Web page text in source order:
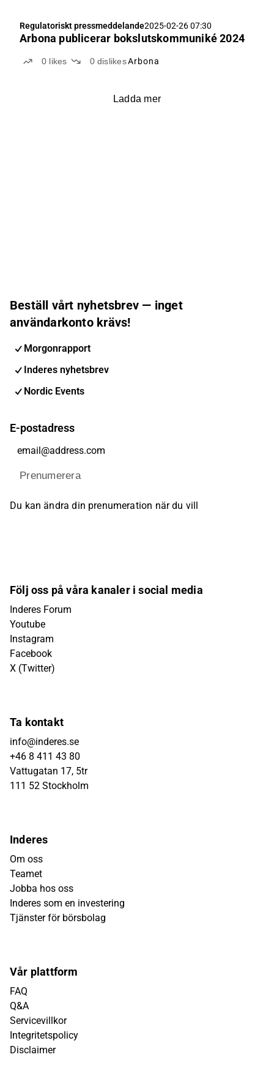
Regulatoriskt pressmeddelande2025-02-26 07:30
Arbona publicerar bokslutskommuniké 2024
0 likes 0 dislikesArbona
Ladda mer
Beställ vårt nyhetsbrev — inget
användarkonto krävs!
Morgonrapport
Inderes nyhetsbrev
Nordic Events
E-postadress
Prenumerera
Du kan ändra din prenumeration när du vill
Följ oss på våra kanaler i social media
Inderes Forum
Youtube
Instagram
Facebook
X (Twitter)
Ta kontakt
info@inderes.se
+46 8 411 43 80
Vattugatan 17, 5tr
111 52 Stockholm
Inderes
Om oss
Teamet
Jobba hos oss
Inderes som en investering
Tjänster för börsbolag
Vår plattform
FAQ
Q&A
Servicevillkor
Integritetspolicy
Disclaimer